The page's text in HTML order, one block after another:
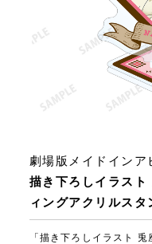
描き下ろしイラス
ィングアクリルスタ
劇場版メイドインア
「描き下ろしイラスト